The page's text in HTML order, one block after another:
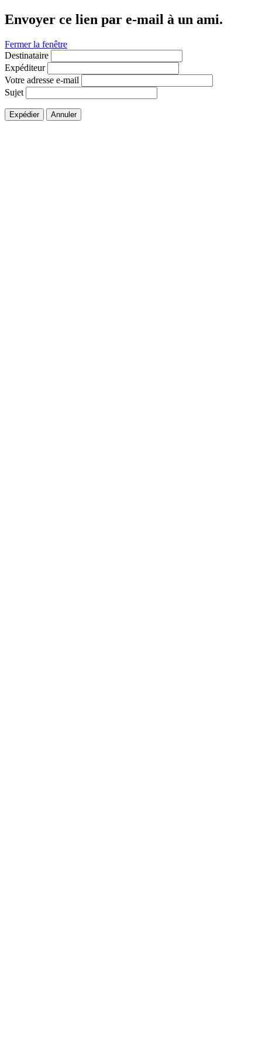
Envoyer ce lien par e-mail à un ami.
Fermer la fenêtre
Destinataire
Expéditeur
Votre adresse e-mail
Sujet
Expédier Annuler